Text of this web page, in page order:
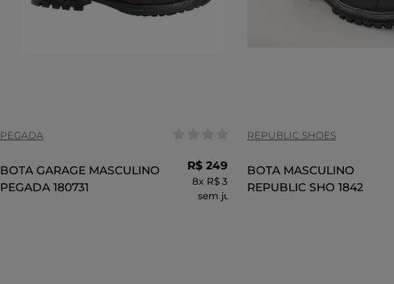
PEGADA
BOTA GARAGE MASCULINO
PEGADA 180731
R$ 249
8x R$ 31,24
sem juros
REPUBLIC SHOES
BOTA MASCULINO
REPUBLIC SHO 1842